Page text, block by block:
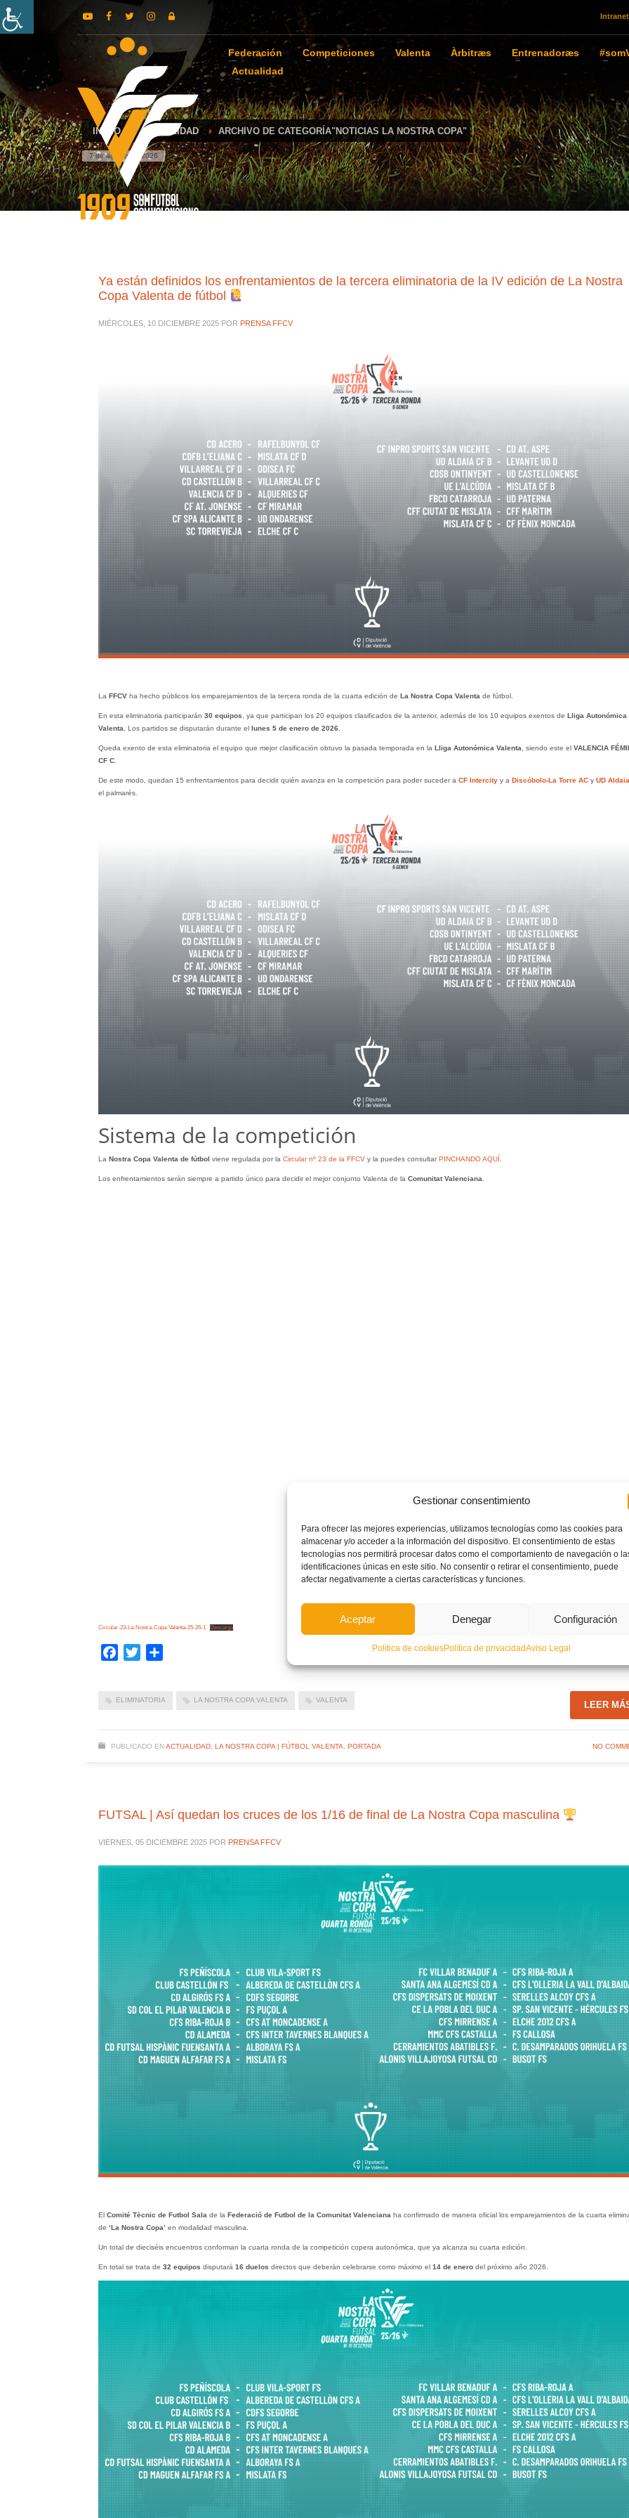
Gestionar consentimiento
Para ofrecer las mejores experiencias, utilizamos tecnologías como las cookies para
almacenar y/o acceder a la información del dispositivo. El consentimiento de estas
tecnologías nos permitirá procesar datos como el comportamiento de navegación o
identificaciones únicas en este sitio. No consentir o retirar el consentimiento, puede
afectar negativamente a ciertas características y funciones.
Aceptar Denegar Configuración
Política de cookiesPolítica de privacidadAviso Legal
Intranet
Federación Competiciones Valenta Àrbitræs Entrenadoræs
Actualidad
INICIO ACTUALIDAD ARCHIVO DE CATEGORÍA"NOTICIAS LA NOSTRA COPA"
7 de agosto de 2026
Ya están definidos los enfrentamientos de la tercera eliminatoria de la IV edición de La Nostra
Copa Valenta de fútbol
MIÉRCOLES, 10 DICIEMBRE 2025 POR PRENSA FFCV
La FFCVha hecho públicos los emparejamientos de la tercera ronda de la cuarta edición de La Nostra Copa Valenta de fútbol.
En esta eliminatoria participarán 30 equipos , ya que participan los 20 equipos clasificados de la anterior, además de los 10 equipos exentos de Lliga Autonómica
Valenta.
Los partidos se disputarán durante el lunes 5 de enero de 2026.
Queda exento de esta eliminatoria el equipo que mejor clasificación obtuvo la pasada temporada en la Lliga Autonómica Valenta , siendo este el VALENCIA
CF C.
De este modo, quedan 15 enfrentamientos para decidir quién avanza en la competición para poder suceder a CF Intercityy a Discóbolo-La Torre AC y UD Aldaia
el palmarés.
Sistema de la competición
La Nostra Copa Valenta de fútbol viene regulada por la Circular nº 23 de la FFCVy la puedes consultarPINCHANDO AQUÍ.
Los enfrentamientos serán siempre a partido único para decidir el mejor conjunto Valenta de la Comunitat Valenciana.
Circular-23-La-Nostra-Copa-Valenta-25-26-1 Descarga
Facebook
Twitter
ELIMINATORIA LA NOSTRA COPA VALENTA VALENTA LEER
PUBLICADO EN ACTUALIDAD, LA NOSTRA COPA | FÚTBOL VALENTA, PORTADA NO
FUTSAL | Así quedan los cruces de los 1/16 de final de La Nostra Copa masculina
VIERNES, 05 DICIEMBRE 2025 POR PRENSA FFCV
El Comité Tècnic de Futbol Sala de la Federació de Futbol de la Comunitat Valenciana ha confirmado de manera oficial los emparejamientos de la cuarta
de ‘La Nostra Copa’ en modalidad masculina.
Un total de dieciséis encuentros conforman la cuarta ronda de la competición copera autonómica, que ya alcanza su cuarta edición.
En total se trata de 32 equipos disputará 16 duelos directos que deberán celebrarse como máximo el14 de enerodel próximo año 2026.